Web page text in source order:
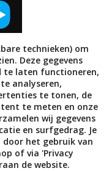
technieken) om
Deze gegevens
te laten functioneren,
analyseren,
te tonen, de
te meten en onze
wij gegevens
en surfgedrag. Je
het gebruik van
of via 'Privacy
de website.